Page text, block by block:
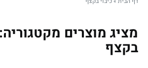
מציג מוצרים
בקצף